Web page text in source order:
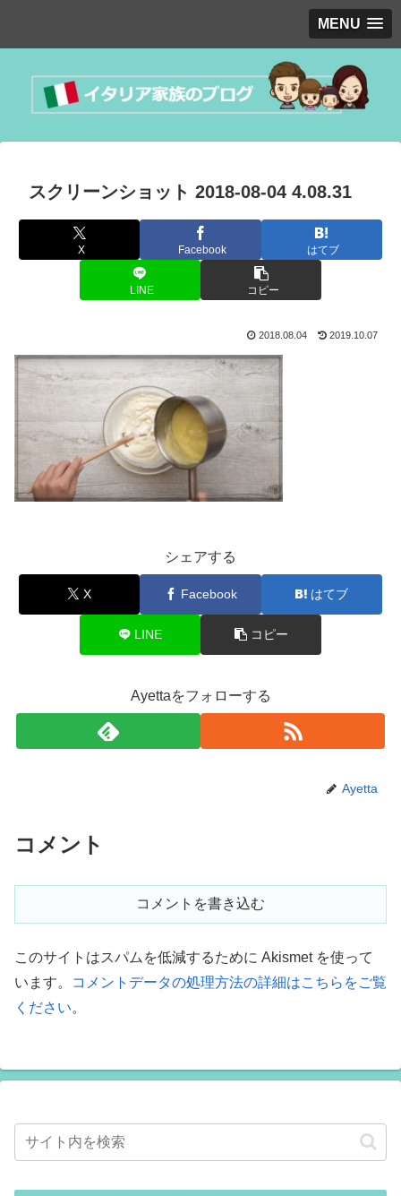
MENU
スクリーンショット 2018-08-04 4.08.31
X Facebook はてブ
LINE コピー
2018.08.04 2019.10.07
シェアする
X Facebook はてブ
LINE コピー
Ayettaをフォローする
Ayetta
コメント
コメントを書き込む
このサイトはスパムを低減するために Akismet を使って
います。
コメントデータの処理方法の詳細はこちらをご覧
ください。